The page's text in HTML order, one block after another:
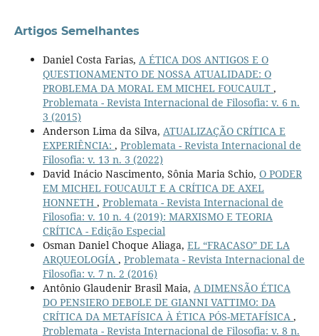
Artigos Semelhantes
Daniel Costa Farias, A ÉTICA DOS ANTIGOS E O
QUESTIONAMENTO DE NOSSA ATUALIDADE: O
PROBLEMA DA MORAL EM MICHEL FOUCAULT ,
Problemata - Revista Internacional de Filosofia: v. 6 n.
3 (2015)
Anderson Lima da Silva, ATUALIZAÇÃO CRÍTICA E
EXPERIÊNCIA: , Problemata - Revista Internacional de
Filosofia: v. 13 n. 3 (2022)
David Inácio Nascimento, Sônia Maria Schio, O PODER
EM MICHEL FOUCAULT E A CRÍTICA DE AXEL
HONNETH , Problemata - Revista Internacional de
Filosofia: v. 10 n. 4 (2019): MARXISMO E TEORIA
CRÍTICA - Edição Especial
Osman Daniel Choque Aliaga, EL “FRACASO” DE LA
ARQUEOLOGÍA , Problemata - Revista Internacional de
Filosofia: v. 7 n. 2 (2016)
Antônio Glaudenir Brasil Maia, A DIMENSÃO ÉTICA
DO PENSIERO DEBOLE DE GIANNI VATTIMO: DA
CRÍTICA DA METAFÍSICA À ÉTICA PÓS-METAFÍSICA ,
Problemata - Revista Internacional de Filosofia: v. 8 n.